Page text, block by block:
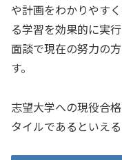
や計画をわかりやす
る学習を効果的に実
面談で現在の努力の
す。
志望大学への現役合
タイルであるといえる